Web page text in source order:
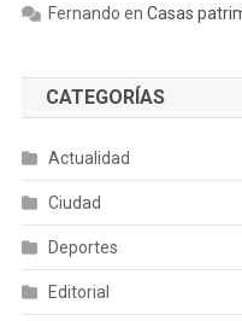
Fernando en Casas
CATEGORÍAS
Actualidad
Ciudad
Deportes
Editorial